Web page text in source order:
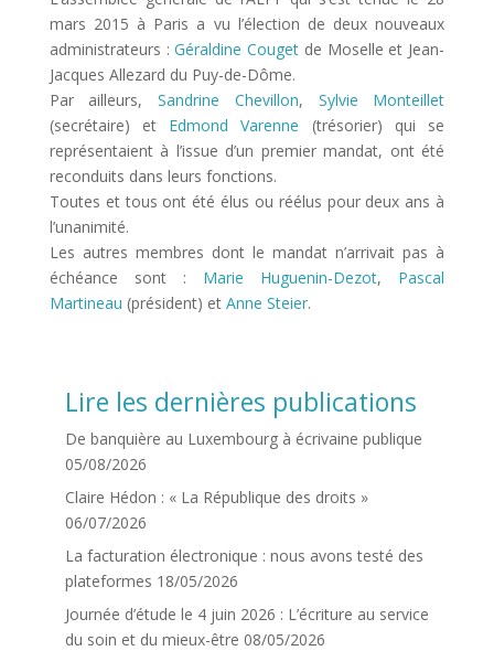
mars 2015 à Paris a vu l’élection de deux nouveaux
administrateurs :Géraldine Couget de Moselle et Jean-
Jacques Allezard du Puy-de-Dôme.
Par ailleurs,Sandrine Chevillon, Sylvie Monteillet
(secrétaire) et Edmond Varenne (trésorier) qui se
représentaient à l’issue d’un premier mandat, ont été
reconduits dans leurs fonctions.
Toutes et tous ont été élus ou réélus pour deux ans à
l’unanimité.
Les autres membres dont le mandat n’arrivait pas à
échéance sont : Marie Huguenin-Dezot, Pascal
Martineau (président) et Anne Steier.
Lire les dernières publications
De banquière au Luxembourg à écrivaine publique
05/08/2026
Claire Hédon : « La République des droits »
06/07/2026
La facturation électronique : nous avons testé des
plateformes 18/05/2026
Journée d’étude le 4 juin 2026 : L’écriture au service
du soin et du mieux-être 08/05/2026